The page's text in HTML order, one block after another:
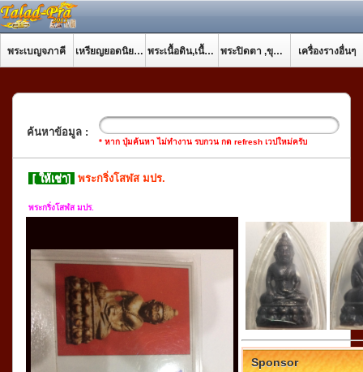
พระเบญจภาคี เหรียญยอดนิยม ,พระเนื้อชิน ,พระกริ่ง พระเนื้อดิน,เนื้อผง ,เนื้อว่าน พระปิดตา ,ขุนแผน ,กุมารทอง เครื่องรางอื่นๆ
ค้นหาข้อมูล :
* หาก ปุ่มค้นหา ไม่ทำงาน รบกวน กด refresh เวปใหม่ครับ
[ ให้เช่า] พระกริ่งโสฬส มปร.
พระกริ่งโสฬส มปร.
Sponsor